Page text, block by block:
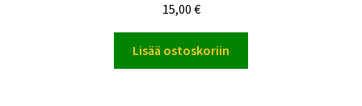
15,00 €
Lisää ostoskoriin